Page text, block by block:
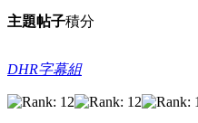
主題帖子積分
DHR字幕組